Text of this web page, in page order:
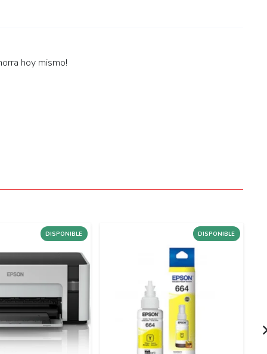
hoy mismo!
DISPONIBLE DISPONIBLE